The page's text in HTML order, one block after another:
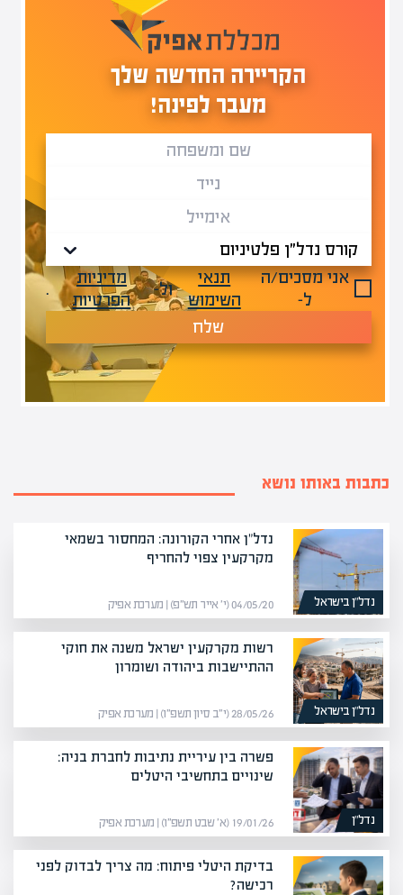
הקריירה החדשה שלך
מעבר לפינה!
אני מסכים/ה
ל-
תנאי
השימוש
ול-
מדיניות
הפרטיות
.
שלח
כתבות באותו נושא
נדל”ן בישראל
נדל"ן אחרי הקורונה: המחסור בשמאי
מקרקעין צפוי להחריף
04/05/20 (י׳ אייר תש״פ) | מערכת אפיק
נדל”ן בישראל
רשות מקרקעין ישראל משנה את חוקי
ההתיישבות ביהודה ושומרון
28/05/26 (י״ב סיון תשפ״ו) | מערכת אפיק
נדל”ן
פשרה בין עיריית נתיבות לחברת בניה:
שינויים בתחשיבי היטלים
19/01/26 (א׳ שבט תשפ״ו) | מערכת אפיק
בדיקת היטלי פיתוח: מה צריך לבדוק לפני
רכישה?